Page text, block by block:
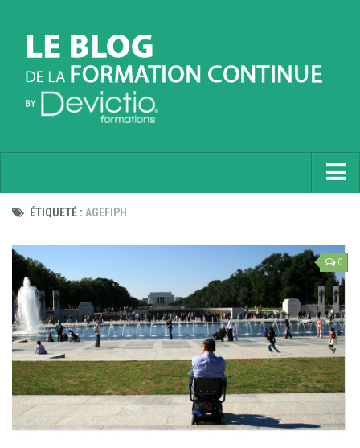
Accueil
Soft Skills
Prévention
Langues
Contactez nous
ÉTIQUETÉ : AGEFIPH
0